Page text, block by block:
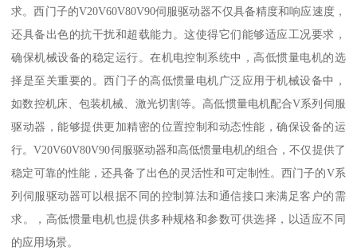
求。西门子的V20V60V80V90伺服驱动器不仅具备精度和响应速度，
还具备出色的抗干扰和超载能力。这使得它们能够适应工况要求，
确保机械设备的稳定运行。在机电控制系统中，高低惯量电机的选
择是至关重要的。西门子的高低惯量电机广泛应用于机械设备中，
如数控机床、包装机械、激光切割等。高低惯量电机配合V系列伺服
驱动器，能够提供更加精密的位置控制和动态性能，确保设备的运
行。V20V60V80V90伺服驱动器和高低惯量电机的组合，不仅提供了
稳定可靠的性能，还具备了出色的灵活性和可定制性。西门子的V系
列伺服驱动器可以根据不同的控制算法和通信接口来满足客户的需
求。，高低惯量电机也提供多种规格和参数可供选择，以适应不同
的应用场景。